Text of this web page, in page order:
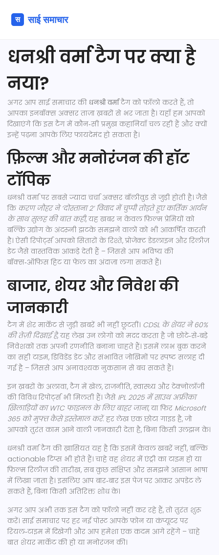
धनश्री वर्मा टैग पर क्या है
नया?
अगर आप साई समाचार की धनश्री वर्माटैग को फ़ॉलो करते हैं, तो
आपका इनबॉक्स अक्सर ताज़ा ख़बरों से भर जाता है। यहाँ हम आपको
दिखाएंगे कि इस टैग में कौन‑सी प्रमुख कहानियाँ चल रही हैं और क्यों
इन्हें पढ़ना आपके लिए फायदेमंद हो सकता है।
फ़िल्म और मनोरंजन की हॉट
टॉपिक
धनश्री वर्मा पर सबसे ज्यादा चर्चा अक्सर बॉलीवुड से जुड़ी होती है। जैसे
कि करण जौहर ने ‘दोस्ताना 2’ विवाद में चुप्पी तोड़ते हुए कर्तिक आर्यन
के साथ सुलह की बात कही, यह खबर न केवल फ़िल्म प्रेमियों को
बल्कि उद्योग के अंदरूनी झटके समझने वालों को भी आकर्षित करती
है। ऐसी रिपोर्ट्स आपको सितारों के रिश्ते, प्रोजेक्ट डेडलाइन और रिलीज़
डेट जैसे वास्तविक आंकड़े देती हैं – जिससे आप भविष्य की
बॉक्स‑ऑफिस हिट या फेल का अंदाज़ा लगा सकते हैं।
बाजार, शेयर और निवेश की
जानकारी
टैग में शेर मार्केट से जुड़ी खबरें भी नहीं छूटतीं। CDSL के शेयर ने 60%
की तेज़ी दिखाई है, यह लेख उन लोगों को मदद करता है जो छोटे‑से‑बड़े
निवेशकों तक अपनी रणनीति बनाना चाहते हैं। इसमें लाभ बुक करने
का सही टाइम, डिविडेंड डेट और संभावित जोखिमों पर स्पष्ट सलाह दी
गई है – जिससे आप अनावश्यक नुकसान से बच सकते हैं।
इन ख़बरों के अलावा, टैग में खेल, राजनीति, स्वास्थ्य और टेक्नोलॉजी
की विविध रिपोर्ट्स भी मिलती हैं। जैसे IPL 2025 में साउथ अफ्रीका
खिलाड़ियों का WTC फाइनल के लिए बाहर जाना, या फिर Microsoft
365 को मुफ्त कैसे इस्तेमाल करें. हर लेख एक छोटा गाइड है, जो
आपको तुरंत काम आने वाली जानकारी देता है, बिना किसी उलझन के।
धनश्री वर्मा टैग की ख़ासियत यह है कि इसमें केवल खबरें नहीं, बल्कि
actionable टिप्स भी होते हैं। चाहे वह शेयर में एंट्री का टाइम हो या
फ़िल्म रिलीज़ की तारीख, सब कुछ संक्षिप्त और समझने आसान भाषा
में लिखा जाता है। इसलिए आप बार‑बार इस पेज पर आकर अपडेट ले
सकते हैं, बिना किसी अतिरिक्त शोध के।
अगर आप अभी तक इस टैग को फॉलो नहीं कर रहे हैं, तो तुरंत शुरू
करें। साई समाचार पर हर नई पोस्ट आपके फ़ोन या कंप्यूटर पर
रियल‑टाइम में दिखेगी और आप हमेशा एक कदम आगे रहेंगे – चाहे
बात शेयर मार्केट की हो या मनोरंजन की।